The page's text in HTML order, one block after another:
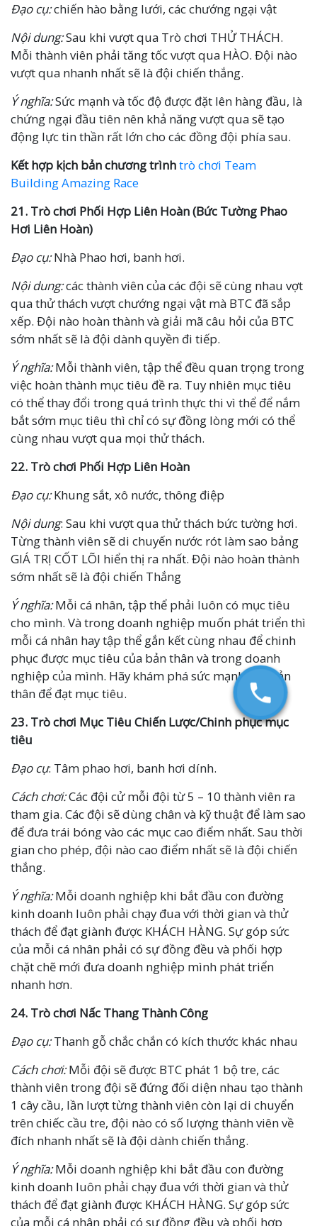
Đạo cụ:chiến hào bằng lưới, các chướng ngại vật
Nội dung:Sau khi vượt qua Trò chơi THỬ THÁCH.
Mỗi thành viên phải tăng tốc vượt qua HÀO. Đội nào
vượt qua nhanh nhất sẽ là đội chiến thắng.
Ý nghĩa:Sức mạnh và tốc độ được đặt lên hàng đầu, là
chứng ngại đầu tiên nên khả năng vượt qua sẽ tạo
động lực tin thần rất lớn cho các đồng đội phía sau.
Kết hợp kịch bản chương trìnhtrò chơi Team
Building Amazing Race
21. Trò chơi Phối Hợp Liên Hoàn (Bức Tường Phao
Hơi Liên Hoàn)
Đạo cụ:Nhà Phao hơi, banh hơi.
Nội dung:các thành viên của các đội sẽ cùng nhau vợt
qua thử thách vượt chướng ngại vật mà BTC đã sắp
xếp. Đội nào hoàn thành và giải mã câu hỏi của BTC
sớm nhất sẽ là đội dành quyền đi tiếp.
Ý nghĩa:Mỗi thành viên, tập thể đều quan trọng trong
việc hoàn thành mục tiêu đề ra. Tuy nhiên mục tiêu
có thể thay đổi trong quá trình thực thi vì thể để nắm
bắt sớm mục tiêu thì chỉ có sự đồng lòng mới có thể
cùng nhau vượt qua mọi thử thách.
22. Trò chơi Phối Hợp Liên Hoàn
Đạo cụ:Khung sắt, xô nước, thông điệp
Nội dung: Sau khi vượt qua thử thách bức tường hơi.
Từng thành viên sẽ di chuyến nước rót làm sao bảng
GIÁ TRỊ CỐT LÕI hiển thị ra nhất. Đội nào hoàn thành
sớm nhất sẽ là đội chiến Thắng
Ý nghĩa:Mỗi cá nhân, tập thể phải luôn có mục tiêu
cho mình. Và trong doanh nghiệp muốn phát triển thì
mỗi cá nhân hay tập thể gắn kết cùng nhau để chinh
phục được mục tiêu của bản thân và trong doanh
nghiệp của mình. Hãy khám phá sức mạnh của bản
thân để đạt mục tiêu.
23. Trò chơi Mục Tiêu Chiến Lược/Chinh phục mục
tiêu
Đạo cụ: Tâm phao hơi, banh hơi dính.
Cách chơi:Các đội cử mỗi đội từ 5 – 10 thành viên ra
tham gia. Các đội sẽ dùng chân và kỹ thuật để làm sao
để đưa trái bóng vào các mục cao điểm nhất. Sau thời
gian cho phép, đội nào cao điểm nhất sẽ là đội chiến
thắng.
Ý nghĩa:Mỗi doanh nghiệp khi bắt đầu con đường
kinh doanh luôn phải chạy đua với thời gian và thử
thách để đạt giành được KHÁCH HÀNG. Sự góp sức
của mỗi cá nhân phải có sự đồng đều và phối hợp
chặt chẽ mới đưa doanh nghiệp mình phát triển
nhanh hơn.
24. Trò chơi Nấc Thang Thành Công
Đạo cụ:Thanh gỗ chắc chắn có kích thước khác nhau
Cách chơi:Mỗi đội sẽ được BTC phát 1 bộ tre, các
thành viên trong đội sẽ đứng đối diện nhau tạo thành
1 cây cầu, lần lượt từng thành viên còn lại di chuyển
trên chiếc cầu tre, đội nào có số lượng thành viên về
đích nhanh nhất sẽ là đội dành chiến thắng.
Ý nghĩa:Mỗi doanh nghiệp khi bắt đầu con đường
kinh doanh luôn phải chạy đua với thời gian và thử
thách để đạt giành được KHÁCH HÀNG. Sự góp sức
của mỗi cá nhân phải có sự đồng đều và phối hợp